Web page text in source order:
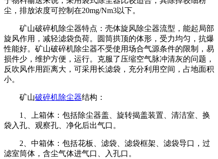
尘，排放浓度可控制在20mg/Nm3以下。
矿山破碎机除尘器特点：壳体旋风除尘器流型，能起局部
旋风作用，减轻滤袋负荷。圆筒拱顶的体形，受力均匀，抗爆
性能好。矿山破碎机除尘器不受使用场合气源条件的限制，易
损件少，维护方便，运行。克服了压缩空气脉冲清灰的问题，
反吹风作用距离大，可采用长滤袋，充分利用空间，占地面积
小。
矿山破碎机除尘器结构：
1、上箱体：包括除尘器盖、旋转揭盖装置、清洁室、换
袋入孔、观察孔、净化后出气口。
2、中箱体：包括花板、滤袋、滤袋框架、滤袋导口，过
滤室筒体，含尘气体进气口、入孔口。